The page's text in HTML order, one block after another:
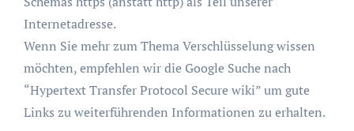
Internetadresse.
Wenn Sie mehr zum Thema Verschlüsselung wissen
möchten, empfehlen wir die Google Suche nach
“Hypertext Transfer Protocol Secure wiki” um gute
Links zu weiterführenden Informationen zu erhalten.